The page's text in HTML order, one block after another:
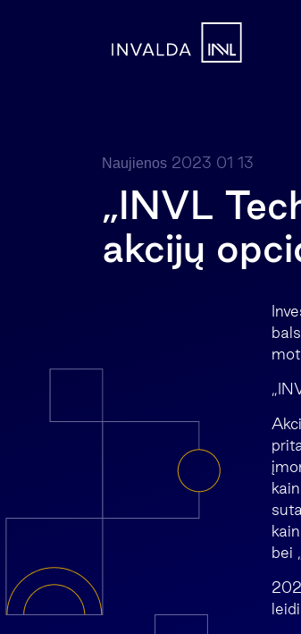
Naujienos 2023 01 13
„INVL
akcijų
bei